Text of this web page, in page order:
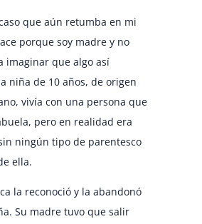
que aún retumba en mi
porque soy madre y no
imaginar que algo así
niña de 10 años, de origen
vivía con una persona que
pero en realidad era
ningún tipo de parentesco
ella.
la reconoció y la abandonó
Su madre tuvo que salir